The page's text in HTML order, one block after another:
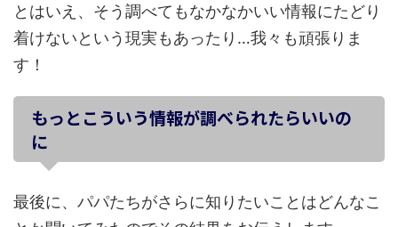
とはいえ、そう調べてもなかなかいい情報にたどり
着けないという現実もあったり…我々も頑張りま
す！
もっとこういう情報が調べられたらいいの
に
最後に、パパたちがさらに知りたいことはどんなこ